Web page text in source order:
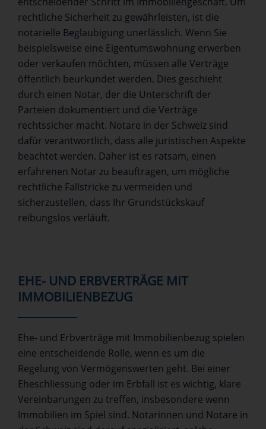
rechtliche Sicherheit zu gewährleisten, ist die
notarielle Beglaubigung unerlässlich. Wenn Sie
beispielsweise eine Eigentumswohnung erwerben
oder verkaufen möchten, müssen alle Verträge
öffentlich beurkundet werden. Dies geschieht
durch einen Notar, der die Unterschrift der
Parteien dokumentiert und die Verträge
rechtssicher macht. Notare in der Schweiz sind
dafür verantwortlich, dass alle juristischen Aspekte
beachtet werden. Daher ist es ratsam, einen
erfahrenen Notar zu beauftragen, um mögliche
rechtliche Fallstricke zu vermeiden und
sicherzustellen, dass Ihr Grundstückskauf
reibungslos verläuft.
EHE- UND ERBVERTRÄGE MIT
IMMOBILIENBEZUG
Ehe- und Erbverträge mit Immobilienbezug spielen
eine entscheidende Rolle, wenn es um die
Regelung von Vermögenswerten geht. Bei einer
Eheschliessung oder im Erbfall ist es wichtig, klare
Vereinbarungen zu treffen, insbesondere wenn
Immobilien im Spiel sind. Notarinnen und Notare in